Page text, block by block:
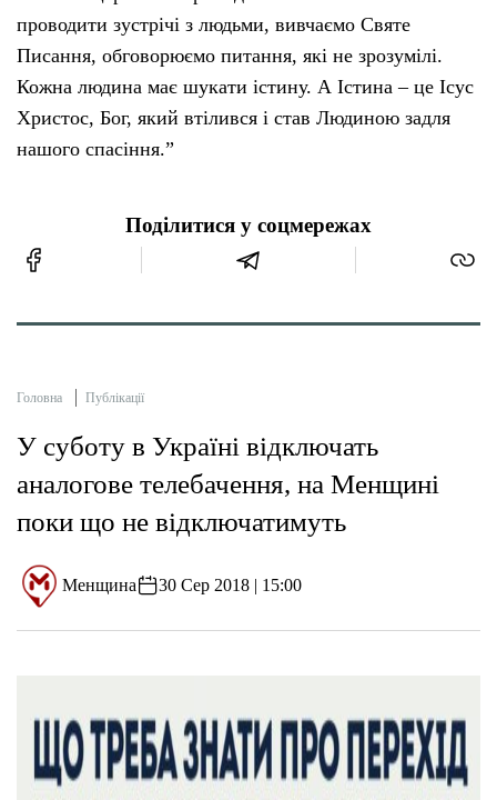
проводити зустрічі з людьми, вивчаємо Святе
Писання, обговорюємо питання, які не зрозумілі.
Кожна людина має шукати істину. А Істина – це Ісус
Христос, Бог, який втілився і став Людиною задля
нашого спасіння.”
Поділитися у соцмережах
Головна Публікації
У суботу в Україні відключать
аналогове телебачення, на Менщині
поки що не відключатимуть
Менщина 30 Сер 2018 | 15:00